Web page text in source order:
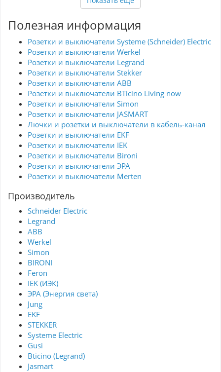
обеспечивает безопасность при
продуманным присоединениям проводов
позволяет легко и быстро подключать и
отключать устройство без необходимости в
обслуживании. Улучшенная эргономика
минимизирует искрение при работе с
светодиодами, а короткий и тихий ход клавиш
делает использование комфортным. Цветовой
дизайн в слоновой кости с хромированными
элементами добавляет изысканности в любой
интерьер. Выбор Werkel – это гарант качества
и надежности.
Полезная информация
Розетки и выключатели Systeme (Schneider) Electric
Розетки и выключатели Werkel
Розетки и выключатели Legrand
Розетки и выключатели Stekker
Розетки и выключатели ABB
Розетки и выключатели BTicino Living now
Розетки и выключатели Simon
Розетки и выключатели JASMART
Лючки и розетки и выключатели в кабель-канал
Розетки и выключатели EKF
Розетки и выключатели IEK
Розетки и выключатели Bironi
Розетки и выключатели ЭРА
Розетки и выключатели Merten
Производитель
Schneider Electric
Legrand
ABB
Werkel
Simon
BIRONI
Feron
IEK (ИЭК)
ЭРА (Энергия света)
Jung
EKF
STEKKER
Systeme Electric
Gusi
Bticino (Legrand)
Jasmart